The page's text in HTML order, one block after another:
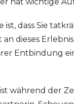
ist, dass Sie
dieses
Entbindung
während der